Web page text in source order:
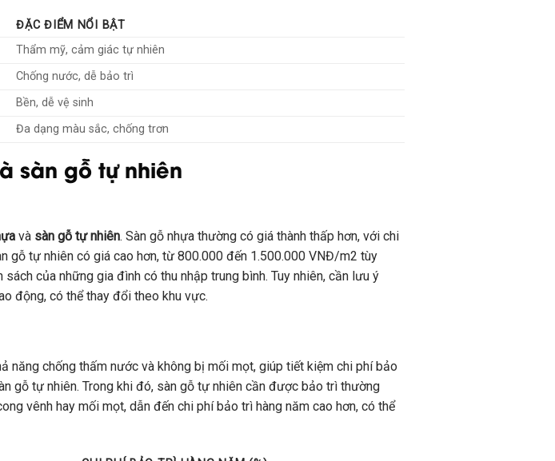
ĐẶC ĐIỂM NỔI BẬT
Thẩm mỹ, cảm giác tự nhiên
Chống nước, dễ bảo trì
Bền, dễ vệ sinh
Đa dạng màu sắc, chống trơn
sàn gỗ tự nhiên
và sàn gỗ tự nhiên. Sàn gỗ nhựa thường có giá thành thấp hơn, với chi
tự nhiên có giá cao hơn, từ 800.000 đến 1.500.000 VNĐ/m2 tùy
của những gia đình có thu nhập trung bình. Tuy nhiên, cần lưu ý
động, có thể thay đổi theo khu vực.
năng chống thấm nước và không bị mối mọt, giúp tiết kiệm chi phí bảo
gỗ tự nhiên. Trong khi đó, sàn gỗ tự nhiên cần được bảo trì thường
vênh hay mối mọt, dẫn đến chi phí bảo trì hàng năm cao hơn, có thể